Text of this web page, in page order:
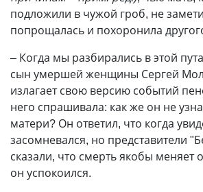
подложили в чужой гроб, не
попрощалась и похоронила
– Когда мы разбирались в этой
сын умершей женщины Сергей
излагает свою версию событий
него спрашивала: как же он не
матери? Он ответил, что когда
засомневался, но представители
сказали, что смерть якобы меняет
он успокоился.